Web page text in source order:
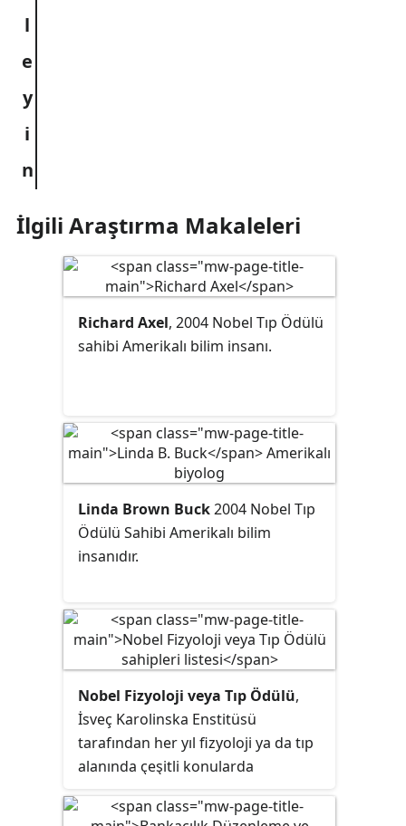
İlgili Araştırma Makaleleri
Richard Axel, 2004 Nobel Tıp Ödülü
sahibi Amerikalı bilim insanı.
Linda Brown Buck2004 Nobel Tıp
Ödülü Sahibi Amerikalı bilim
insanıdır.
Nobel Fizyoloji veya Tıp Ödülü,
İsveç Karolinska Enstitüsü
tarafından her yıl fizyoloji ya da tıp
alanında çeşitli konularda
için bilim insanları ve doktorlara